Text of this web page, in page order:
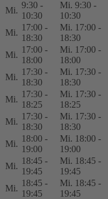
Mi.
9:30 -
10:30
Mi. 9:30 -
10:30
Mi.
17:00 -
18:30
Mi. 17:00 -
18:30
Mi.
17:00 -
18:00
Mi. 17:00 -
18:00
Mi.
17:30 -
18:30
Mi. 17:30 -
18:30
Mi.
17:30 -
18:25
Mi. 17:30 -
18:25
Mi.
17:30 -
18:30
Mi. 17:30 -
18:30
Mi.
18:00 -
19:00
Mi. 18:00 -
19:00
Mi.
18:45 -
19:45
Mi. 18:45 -
19:45
Mi.
18:45 -
19:45
Mi. 18:45 -
19:45